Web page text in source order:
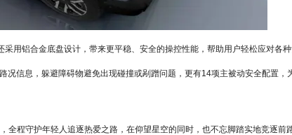
用铝合金底盘设计，带来更平稳、安全的操控性能，帮助用户轻松应对各
信息，躲避障碍物避免出现碰撞或剐蹭问题，更有14项主被动安全配置，
程守护年轻人追逐热爱之路，在仰望星空的同时，也不忘脚踏实地竞逐前